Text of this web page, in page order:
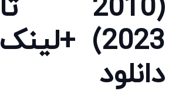
(2010 تا
2023) +لینک
دانلود